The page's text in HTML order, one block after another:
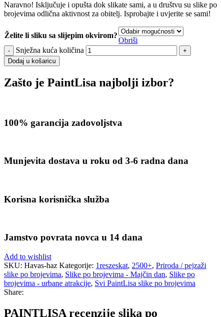
Naravno! Isključuje i opušta dok slikate sami, a u društvu su slike po
brojevima odlična aktivnost za obitelj. Isprobajte i uvjerite se sami!
Želite li sliku sa slijepim okvirom?
Obriši
Snježna kuća količina
Dodaj u košaricu
Zašto je PaintLisa najbolji izbor?
100% garancija zadovoljstva
Munjevita dostava u roku od 3-6 radna dana
Korisna korisnička služba
Jamstvo povrata novca u 14 dana
Add to wishlist
SKU: Havas-haz Kategorije: 1reszeskat, 2500+, Priroda / pejzaži
slike po brojevima, Slike po brojevima - Majčin dan, Slike po
brojevima - urbane atrakcije, Svi PaintLisa slike po brojevima
Share:
PAINTLISA recenzije slika po